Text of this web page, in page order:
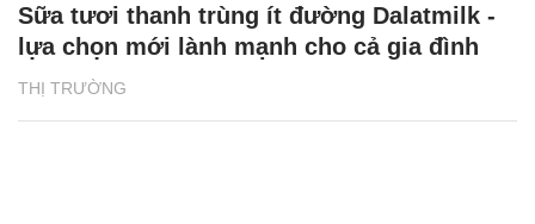
THỊ TRƯỜNG
Sữa tươi thanh trùng ít đường Dalatmilk -
lựa chọn mới lành mạnh cho cả gia đình